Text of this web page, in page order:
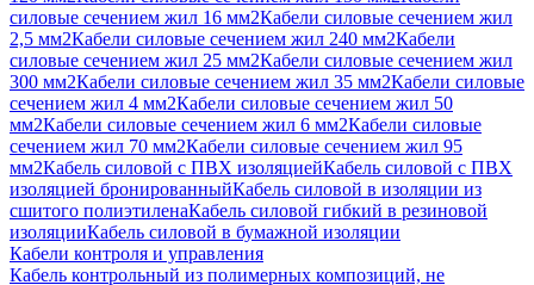
силовые сечением жил 16 мм2Кабели силовые сечением жил
2,5 мм2Кабели силовые сечением жил 240 мм2Кабели
силовые сечением жил 25 мм2Кабели силовые сечением жил
300 мм2Кабели силовые сечением жил 35 мм2Кабели силовые
сечением жил 4 мм2Кабели силовые сечением жил 50
мм2Кабели силовые сечением жил 6 мм2Кабели силовые
сечением жил 70 мм2Кабели силовые сечением жил 95
мм2Кабель силовой с ПВХ изоляциейКабель силовой с ПВХ
изоляцией бронированныйКабель силовой в изоляции из
сшитого полиэтиленаКабель силовой гибкий в резиновой
изоляцииКабель силовой в бумажной изоляции
Кабели контроля и управления
Кабель контрольный из полимерных композиций, не